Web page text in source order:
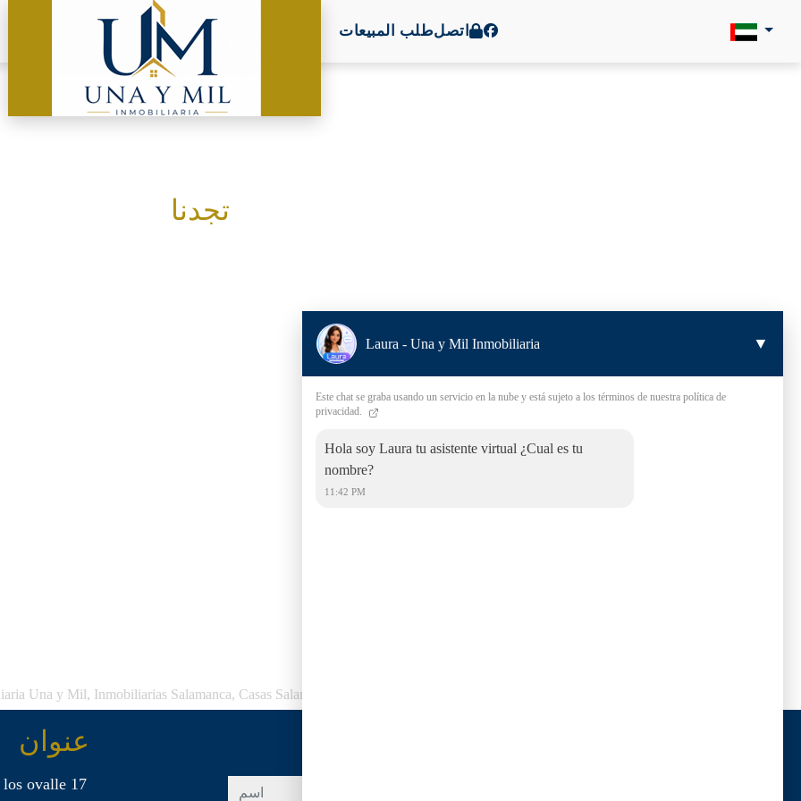
طلب المبيعاتاتصل
تجدنا
Una y Mil, Inmobiliarias Salamanca, Casas Salamanca y Pisos Salamanca
Laura - Una y Mil Inmobiliaria ▼
Este chat se graba usando un servicio en la nube y está sujeto a los términos de nuestra política de
privacidad.
Hola soy Laura tu asistente virtual ¿Cual es tu
nombre?
11:42 PM
عنوان
los ovalle 17